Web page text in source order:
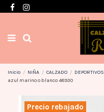
Inicio NIÑA CALZADO DEPORTIVOS
azul marino o blanco 48930
Precio rebajado